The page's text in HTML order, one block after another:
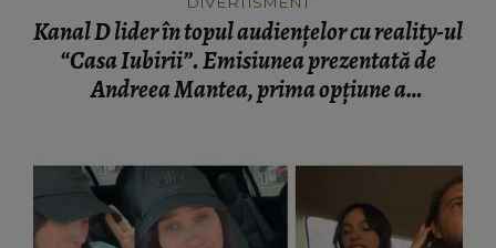
Kanal D lider în topul audiențelor cu reality-ul
“Casa Iubirii”. Emisiunea prezentată de
Andreea Mantea, prima opţiune a